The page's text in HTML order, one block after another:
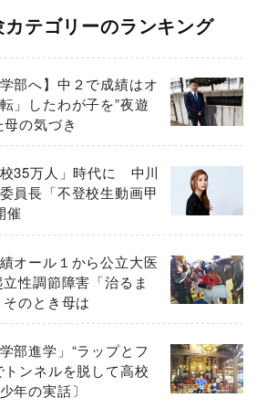
テゴリーのランキング
部へ】中２で成績はオ
」したわが子を”夜遊
の気づき
35万人」時代に 中川
員長「不登校生動画甲
催
オール１から公立大医
性調節障害「治るま
のとき母は
部進学」“ラップとフ
トンネルを脱して高校
年の実話〕